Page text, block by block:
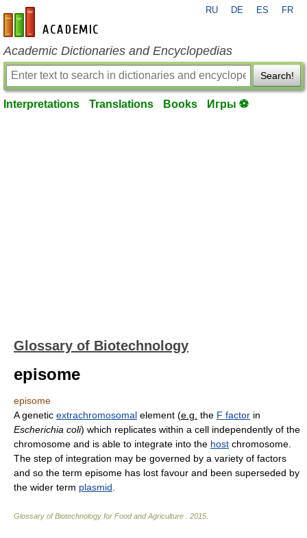
en-academic.com
RU DE ES FR
Academic Dictionaries and Encyclopedias
Search!
Interpretations Translations Books Игры ⚽
Glossary of Biotechnology
episome
episome
A genetic extrachromosomal element (e.g. the F factor in
Escherichia coli) which replicates within a cell independently of the
chromosome and is able to integrate into the host chromosome.
The step of integration may be governed by a variety of factors
and so the term episome has lost favour and been superseded by
the wider term plasmid
Glossary of Biotechnology for Food and Agriculture 2015